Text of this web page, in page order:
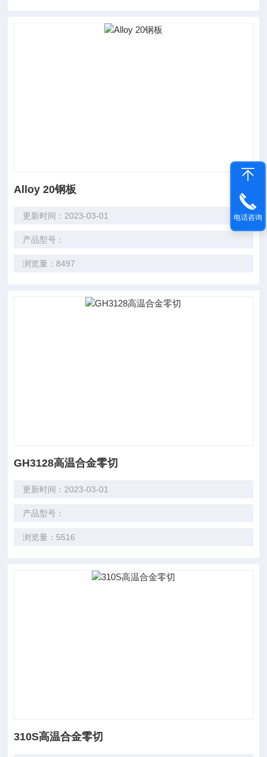
Alloy 20钢板
更新时间：2023-03-01
产品型号：
浏览量：8497
GH3128高温合金零切
更新时间：2023-03-01
产品型号：
浏览量：5516
310S高温合金零切
电话咨询